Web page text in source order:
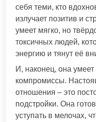
себя теми, кто
излучает позитив и
умеет мягко, но
токсичных людей,
энергию и тянут её
И, наконец, она
компромиссы.
отношения – это
подстройки. Она
уступать в мелочах,